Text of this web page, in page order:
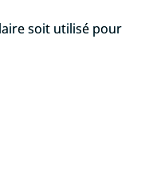
soit utilisé pour